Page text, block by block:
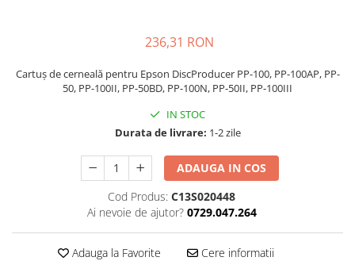
236,31 RON
Cartuș de cerneală pentru Epson DiscProducer PP-100, PP-100AP, PP-
50, PP-100II, PP-50BD, PP-100N, PP-50II, PP-100III
IN STOC
Durata de livrare: 1-2 zile
ADAUGA IN COS
Cod Produs: C13S020448
Ai nevoie de ajutor? 0729.047.264
Adauga la Favorite Cere informatii